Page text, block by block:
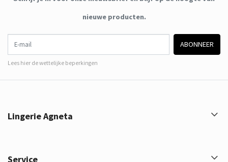
nieuwe producten.
ABONNEER
Lees hier de wettelijke beperkingen
Lingerie Agneta
Service